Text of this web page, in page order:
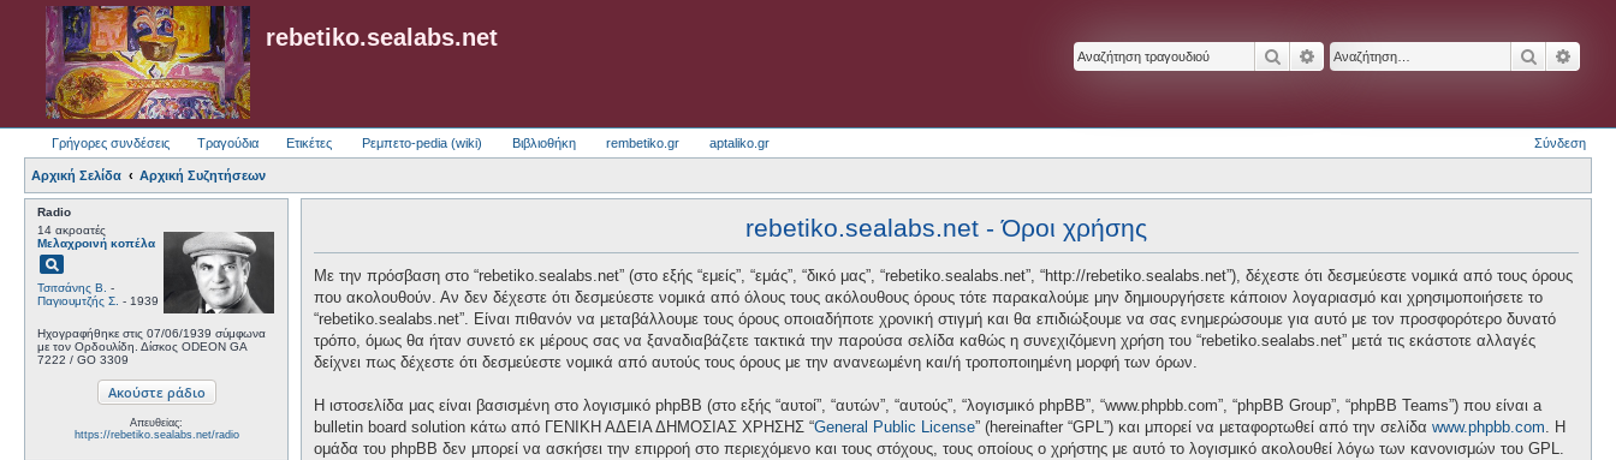
rebetiko.sealabs.net
ΑναζήτησηΕιδική αναζήτηση
Γρήγορες συνδέσεις Τραγούδια Ετικέτες Ρεμπετο-pedia (wiki) Βιβλιοθήκη rembetiko.gr aptaliko.gr Σύνδεση
Αρχική Σελίδα Αρχική Συζητήσεων
Radio
14 ακροατές
Μελαχροινή κοπέλα
pageview
Τσιτσάνης Β.
-
Παγιουμτζής Σ. - 1939
Ηχογραφήθηκε στις 07/06/1939 σύμφωνα
με τον Ορδουλίδη. Δίσκος ODEON GA
7222 / GO 3309
Απευθείας:
https://rebetiko.sealabs.net/radio
rebetiko.sealabs.net - Όροι χρήσης
Με την πρόσβαση στο “rebetiko.sealabs.net” (στο εξής “εμείς”, “εμάς”, “δικό μας”, “rebetiko.sealabs.net”, “http://rebetiko.sealabs.net”), δέχεστε ότι δεσμεύεστε νομικά από τους όρους
που ακολουθούν. Αν δεν δέχεστε ότι δεσμεύεστε νομικά από όλους τους ακόλουθους όρους τότε παρακαλούμε μην δημιουργήσετε κάποιον λογαριασμό και χρησιμοποιήσετε το
“rebetiko.sealabs.net”. Είναι πιθανόν να μεταβάλλουμε τους όρους οποιαδήποτε χρονική στιγμή και θα επιδιώξουμε να σας ενημερώσουμε για αυτό με τον προσφορότερο δυνατό
τρόπο, όμως θα ήταν συνετό εκ μέρους σας να ξαναδιαβάζετε τακτικά την παρούσα σελίδα καθώς η συνεχιζόμενη χρήση του “rebetiko.sealabs.net” μετά τις εκάστοτε αλλαγές
δείχνει πως δέχεστε ότι δεσμεύεστε νομικά από αυτούς τους όρους με την ανανεωμένη και/ή τροποποιημένη μορφή των όρων.
Η ιστοσελίδα μας είναι βασισμένη στο λογισμικό phpBB (στο εξής “αυτοί”, “αυτών”, “αυτούς”, “λογισμικό phpBB”, “www.phpbb.com”, “phpBB Group”, “phpBB Teams”) που είναι a
bulletin board solution κάτω από ΓΕΝΙΚΗ ΑΔΕΙΑ ΔΗΜΟΣΙΑΣ ΧΡΗΣΗΣ “General Public License” (hereinafter “GPL”) και μπορεί να μεταφορτωθεί από την σελίδα www.phpbb.com. Η
ομάδα του phpBB δεν μπορεί να ασκήσει την επιρροή στο περιεχόμενο και τους στόχους, τους οποίους ο χρήστης με αυτό το λογισμικό ακολουθεί λόγω των κανονισμών του GPL.